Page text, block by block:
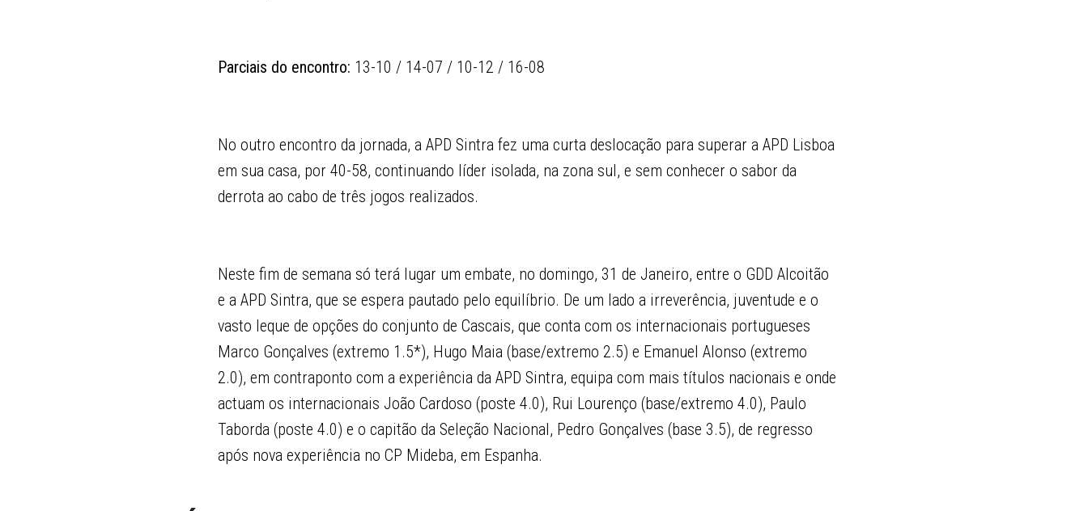
Parciais do encontro: 13-10 / 14-07 / 10-12 / 16-08
No outro encontro da jornada, a APD Sintra fez uma curta deslocação para superar a APD Lisboa
em sua casa, por 40-58, continuando líder isolada, na zona sul, e sem conhecer o sabor da
derrota ao cabo de três jogos realizados.
Neste fim de semana só terá lugar um embate, no domingo, 31 de Janeiro, entre o GDD Alcoitão
e a APD Sintra, que se espera pautado pelo equilíbrio. De um lado a irreverência, juventude e o
vasto leque de opções do conjunto de Cascais, que conta com os internacionais portugueses
Marco Gonçalves (extremo 1.5*), Hugo Maia (base/extremo 2.5) e Emanuel Alonso (extremo
2.0), em contraponto com a experiência da APD Sintra, equipa com mais títulos nacionais e onde
actuam os internacionais João Cardoso (poste 4.0), Rui Lourenço (base/extremo 4.0), Paulo
Taborda (poste 4.0) e o capitão da Seleção Nacional, Pedro Gonçalves (base 3.5), de regresso
após nova experiência no CP Mideba, em Espanha.